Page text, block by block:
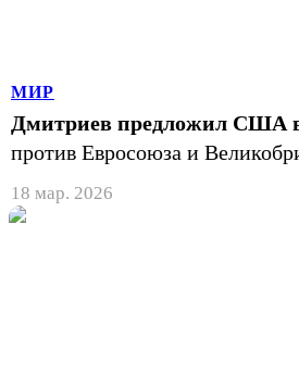
МИР
Дмитриев предложил США
против Евросоюза и
18 мар. 2026